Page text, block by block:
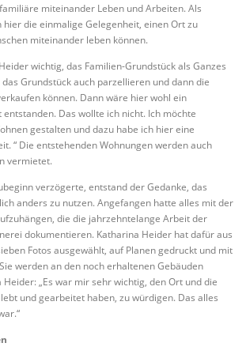
miteinander Leben und Arbeiten. Als
die einmalige Gelegenheit, einen Ort zu
miteinander leben können.
wichtig, das Familien-Grundstück als Ganzes
Grundstück auch parzellieren und dann die
können. Dann wäre hier wohl ein
Das wollte ich nicht. Ich möchte
gestalten und dazu habe ich hier eine
“ Die entstehenden Wohnungen werden auch
vermietet.
verzögerte, entstand der Gedanke, das
anders zu nutzen. Angefangen hatte alles mit der
die die jahrzehntelange Arbeit der
dokumentieren. Katharina Heider hat dafür aus
Fotos ausgewählt, auf Planen gedruckt und mit
werden an den noch erhaltenen Gebäuden
„Es war mir sehr wichtig, den Ort und die
und gearbeitet haben, zu würdigen. Das alles